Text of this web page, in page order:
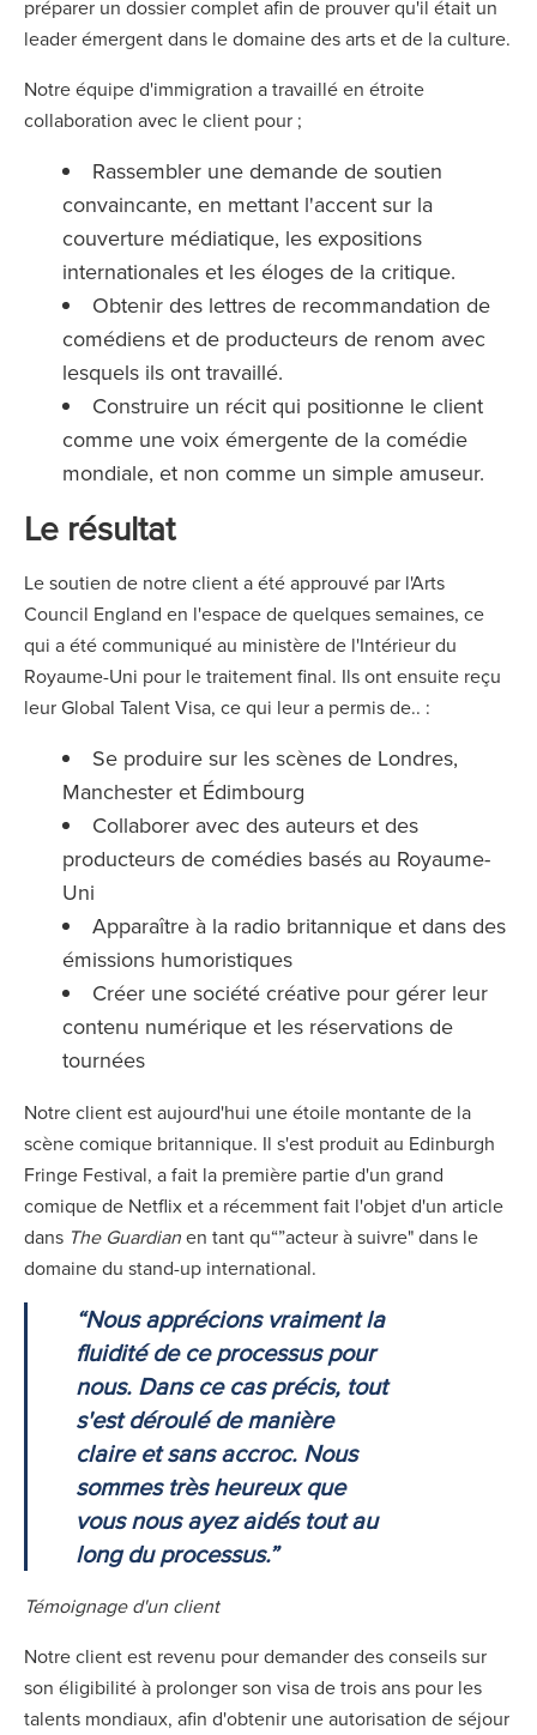
préparer un dossier complet afin de prouver qu'il était un
leader émergent dans le domaine des arts et de la culture.
Notre équipe d'immigration a travaillé en étroite
collaboration avec le client pour ;
Rassembler une demande de soutien
convaincante, en mettant l'accent sur la
couverture médiatique, les expositions
internationales et les éloges de la critique.
Obtenir des lettres de recommandation de
comédiens et de producteurs de renom avec
lesquels ils ont travaillé.
Construire un récit qui positionne le client
comme une voix émergente de la comédie
mondiale, et non comme un simple amuseur.
Le résultat
Le soutien de notre client a été approuvé par l'Arts
Council England en l'espace de quelques semaines, ce
qui a été communiqué au ministère de l'Intérieur du
Royaume-Uni pour le traitement final. Ils ont ensuite reçu
leur Global Talent Visa, ce qui leur a permis de.. :
Se produire sur les scènes de Londres,
Manchester et Édimbourg
Collaborer avec des auteurs et des
producteurs de comédies basés au Royaume-
Uni
Apparaître à la radio britannique et dans des
émissions humoristiques
Créer une société créative pour gérer leur
contenu numérique et les réservations de
tournées
Notre client est aujourd'hui une étoile montante de la
scène comique britannique. Il s'est produit au Edinburgh
Fringe Festival, a fait la première partie d'un grand
comique de Netflix et a récemment fait l'objet d'un article
dans The Guardianen tant qu“”acteur à suivre" dans le
domaine du stand-up international.
“Nous apprécions vraiment la
fluidité de ce processus pour
nous. Dans ce cas précis, tout
s'est déroulé de manière
claire et sans accroc. Nous
sommes très heureux que
vous nous ayez aidés tout au
long du processus.”
Témoignage d'un client
Notre client est revenu pour demander des conseils sur
son éligibilité à prolonger son visa de trois ans pour les
talents mondiaux, afin d'obtenir une autorisation de séjour